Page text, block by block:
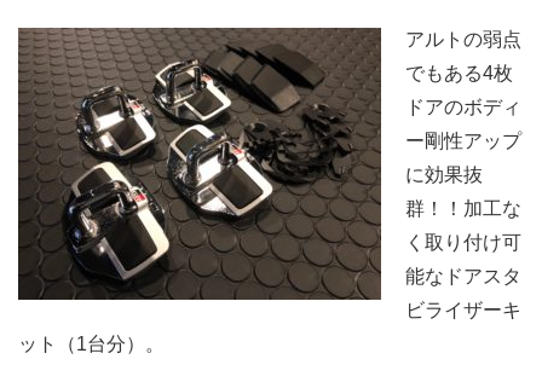
アルトの弱点
でもある4枚
ドアのボディ
ー剛性アップ
に効果抜
群！！加工な
く取り付け可
能なドアスタ
ビライザーキ
ット（1台分）。